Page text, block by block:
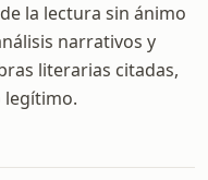
la lectura sin ánimo
narrativos y
literarias citadas,
legítimo.